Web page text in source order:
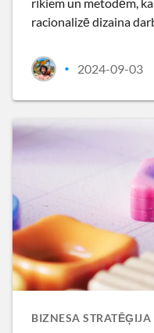
rīkiem un metodēm,
racionalizē dizaina
• 2024-09-03
BIZNESA STRATĒĢIJA